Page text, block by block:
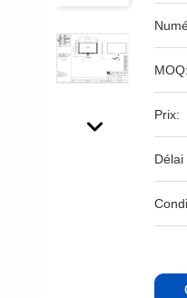
MOQ:
Prix:
Délai